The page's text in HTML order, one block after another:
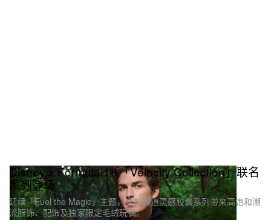
Disney x Formula 1®「Velocity Collection」联名
系列登场
延续「Fuel the Magic」主题，全新赛道灵感胶囊系列带来高饱和潮
流服饰、配饰及独家限定毛绒玩偶。